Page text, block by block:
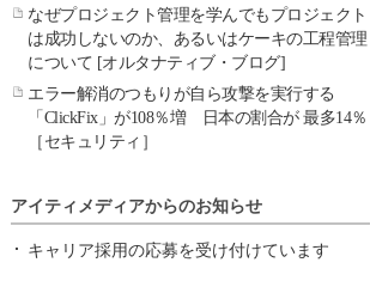
なぜプロジェクト管理を学んでもプロジェクト
は成功しないのか、あるいはケーキの工程管理
について [オルタナティブ・ブログ]
エラー解消のつもりが自ら攻撃を実行する
「ClickFix」が108％増 日本の割合が 最多14％
［セキュリティ］
アイティメディアからのお知らせ
キャリア採用の応募を受け付けています